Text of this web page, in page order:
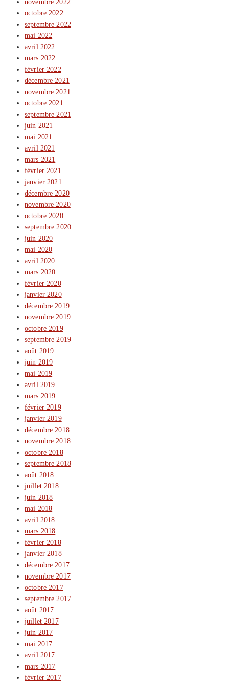
novembre 2022
octobre 2022
septembre 2022
mai 2022
avril 2022
mars 2022
février 2022
décembre 2021
novembre 2021
octobre 2021
septembre 2021
juin 2021
mai 2021
avril 2021
mars 2021
février 2021
janvier 2021
décembre 2020
novembre 2020
octobre 2020
septembre 2020
juin 2020
mai 2020
avril 2020
mars 2020
février 2020
janvier 2020
décembre 2019
novembre 2019
octobre 2019
septembre 2019
août 2019
juin 2019
mai 2019
avril 2019
mars 2019
février 2019
janvier 2019
décembre 2018
novembre 2018
octobre 2018
septembre 2018
août 2018
juillet 2018
juin 2018
mai 2018
avril 2018
mars 2018
février 2018
janvier 2018
décembre 2017
novembre 2017
octobre 2017
septembre 2017
août 2017
juillet 2017
juin 2017
mai 2017
avril 2017
mars 2017
février 2017